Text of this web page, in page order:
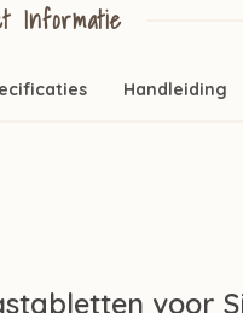
Informatie
Handleiding
voor